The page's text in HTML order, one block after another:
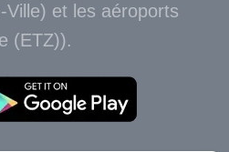
et les aéroports
(ETZ)).